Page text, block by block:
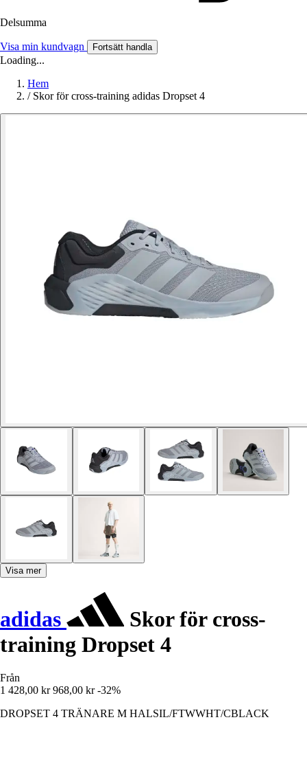
Delsumma
Visa min kundvagn Fortsätt handla
Loading...
Hem
/ Skor för cross-training adidas Dropset 4
Visa mer
adidas
Skor för cross-
training Dropset 4
Från
1 428,00 kr 968,00 kr -32%
DROPSET 4 TRÄNARE M HALSIL/FTWWHT/CBLACK